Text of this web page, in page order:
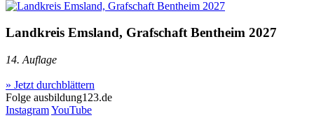
Landkreis Emsland, Grafschaft Bentheim 2027
14. Auflage
» Jetzt durchblättern
Folge ausbildung123.de
InstagramYouTube